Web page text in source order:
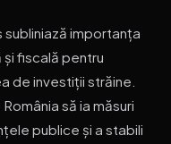
subliniază importanța
fiscală pentru
de investiții străine.
să ia măsuri
publice și a stabili